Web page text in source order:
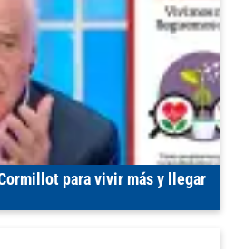
para vivir más y llegar